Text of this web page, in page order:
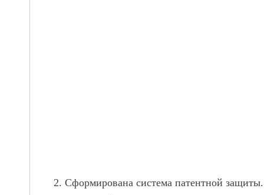
2. Сформирована система патентной защиты.